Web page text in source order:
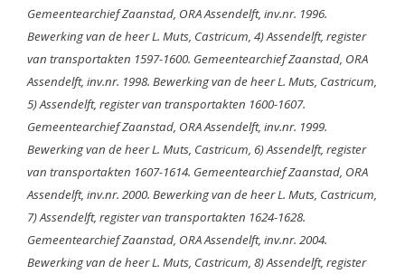
Gemeentearchief Zaanstad, ORA Assendelft, inv.nr. 1996.
Bewerking van de heer L. Muts, Castricum, 4) Assendelft, register
van transportakten 1597-1600. Gemeentearchief Zaanstad, ORA
Assendelft, inv.nr. 1998. Bewerking van de heer L. Muts, Castricum,
5) Assendelft, register van transportakten 1600-1607.
Gemeentearchief Zaanstad, ORA Assendelft, inv.nr. 1999.
Bewerking van de heer L. Muts, Castricum, 6) Assendelft, register
van transportakten 1607-1614. Gemeentearchief Zaanstad, ORA
Assendelft, inv.nr. 2000. Bewerking van de heer L. Muts, Castricum,
7) Assendelft, register van transportakten 1624-1628.
Gemeentearchief Zaanstad, ORA Assendelft, inv.nr. 2004.
Bewerking van de heer L. Muts, Castricum, 8) Assendelft, register